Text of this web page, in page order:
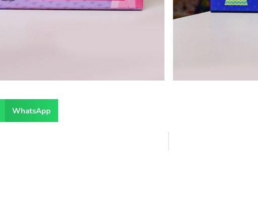
WhatsApp